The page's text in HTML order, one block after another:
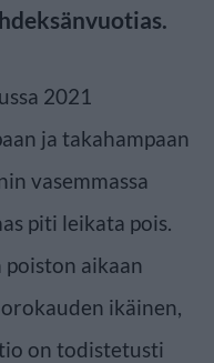
2021
ja takahampaan
vasemmassa
piti leikata pois.
poiston aikaan
ikäinen,
on todistetusti